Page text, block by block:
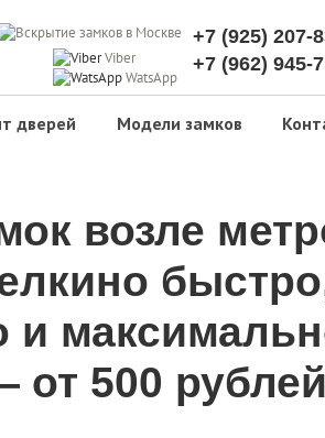
+7 (925) 207-
+7 (962) 945-
Viber
WatsApp
дверей Модели замков
возле
и
от 500 рублей